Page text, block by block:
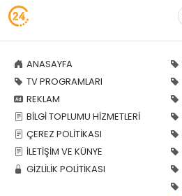
ANASAYFA
TV PROGRAMLARI
REKLAM
BİLGİ TOPLUMU HİZMETLERİ
ÇEREZ POLİTİKASI
İLETİŞİM VE KÜNYE
GİZLİLİK POLİTİKASI